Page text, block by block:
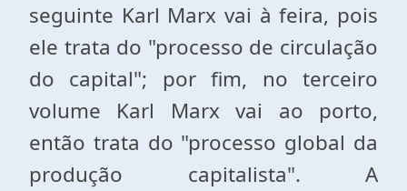
seguinte Karl Marx vai à feira, pois
ele trata do "processo de circulação
do capital"; por fim, no terceiro
volume Karl Marx vai ao porto,
então trata do "processo global da
produção capitalista". A